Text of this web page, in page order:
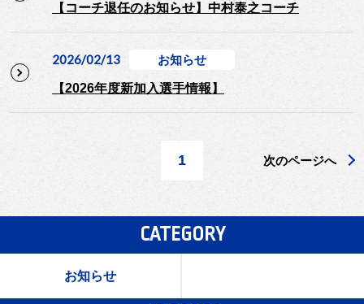
【コーチ退任のお知らせ】中村泰之コーチ
2026/02/13 お知らせ
【2026年度新加入選手情報】
1 次のページへ
CATEGORY
お知らせ